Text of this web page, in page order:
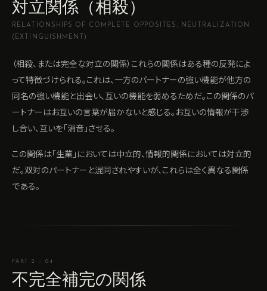
対立関係（相殺）
RELATIONSHIPS OF COMPLETE OPPOSITES, NEUTRALIZATION
(EXTINGUISHMENT)
（相殺、または完全な対立の関係）これらの関係はある種の反発によ
って特徴づけられる。これは、一方のパートナーの強い機能が他方の
同名の強い機能と出会い、互いの機能を弱めるためだ。この関係のパ
ートナーはお互いの言葉が届かないと感じる。お互いの情報が干渉
し合い、互いを「消音」させる。
この関係は「生業」においては中立的、情報的関係においては対立的
だ。双対のパートナーと混同されやすいが、これらは全く異なる関係
である。
PART 2 — 04
不完全補完の関係